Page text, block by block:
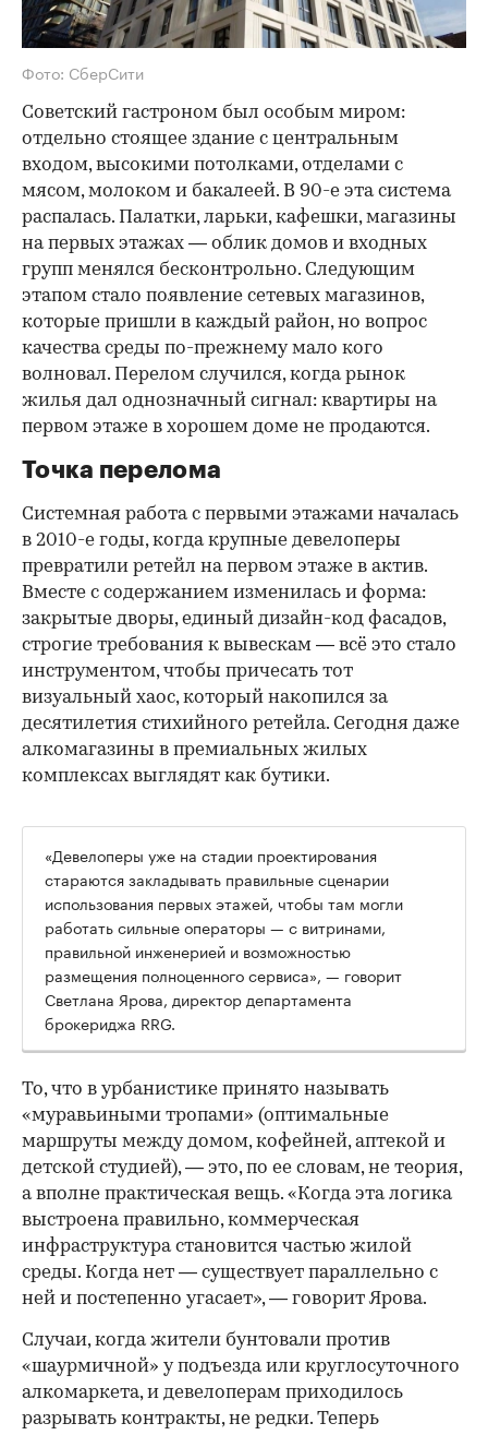
Фото: СберСити
Советский гастроном был особым миром:
отдельно стоящее здание с центральным
входом, высокими потолками, отделами с
мясом, молоком и бакалеей. В 90-е эта система
распалась. Палатки, ларьки, кафешки, магазины
на первых этажах — облик домов и входных
групп менялся бесконтрольно. Следующим
этапом стало появление сетевых магазинов,
которые пришли в каждый район, но вопрос
качества среды по-прежнему мало кого
волновал. Перелом случился, когда рынок
жилья дал однозначный сигнал: квартиры на
первом этаже в хорошем доме не продаются.
Точка перелома
Системная работа с первыми этажами началась
в 2010-е годы, когда крупные девелоперы
превратили ретейл на первом этаже в актив.
Вместе с содержанием изменилась и форма:
закрытые дворы, единый дизайн-код фасадов,
строгие требования к вывескам — всё это стало
инструментом, чтобы причесать тот
визуальный хаос, который накопился за
десятилетия стихийного ретейла. Сегодня даже
алкомагазины в премиальных жилых
комплексах выглядят как бутики.
00:00
«Девелоперы уже на стадии проектирования
стараются закладывать правильные сценарии
использования первых этажей, чтобы там могли
работать сильные операторы — с витринами,
правильной инженерией и возможностью
размещения полноценного сервиса», — говорит
Светлана Ярова, директор департамента
брокериджа RRG.
То, что в урбанистике принято называть
«муравьиными тропами» (оптимальные
маршруты между домом, кофейней, аптекой и
детской студией), — это, по ее словам, не теория,
а вполне практическая вещь. «Когда эта логика
выстроена правильно, коммерческая
инфраструктура становится частью жилой
среды. Когда нет — существует параллельно с
ней и постепенно угасает», — говорит Ярова.
Случаи, когда жители бунтовали против
«шаурмичной» у подъезда или круглосуточного
алкомаркета, и девелоперам приходилось
разрывать контракты, не редки. Теперь